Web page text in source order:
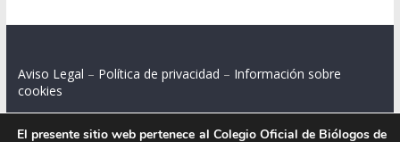
Aviso Legal – Política de privacidad – Información sobre
cookies
El presente sitio web pertenece al Colegio Oficial de Biólogos de